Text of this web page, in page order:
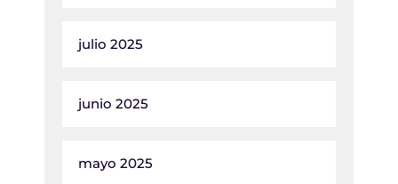
julio 2025
junio 2025
mayo 2025